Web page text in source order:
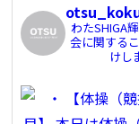
わたSHIGA
会に関する
けし